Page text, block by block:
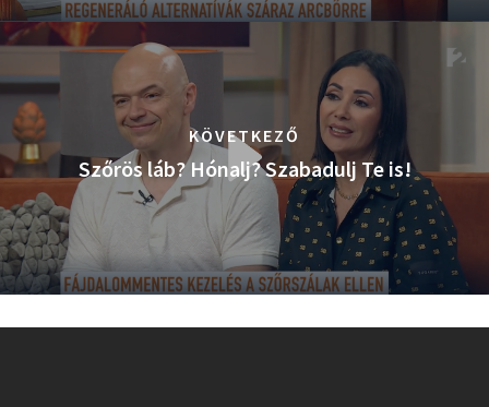
KÖVETKEZŐ
Szőrös láb? Hónalj? Szabadulj Te is!